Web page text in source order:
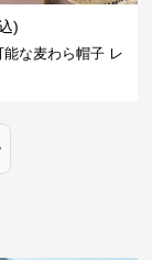
)
な麦わら帽子 レ